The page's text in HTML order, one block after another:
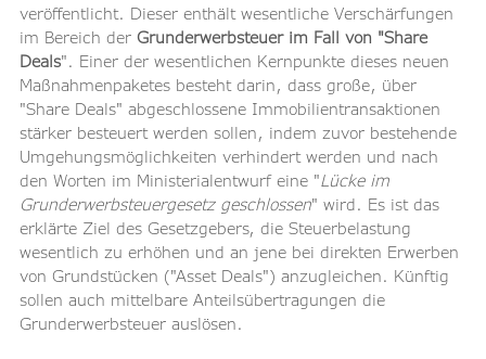
veröffentlicht. Dieser enthält wesentliche Verschärfungen
im Bereich der Grunderwerbsteuer im Fall von "Share
Deals". Einer der wesentlichen Kernpunkte dieses neuen
Maßnahmenpaketes besteht darin, dass große, über
"Share Deals" abgeschlossene Immobilientransaktionen
stärker besteuert werden sollen, indem zuvor bestehende
Umgehungsmöglichkeiten verhindert werden und nach
den Worten im Ministerialentwurf eine "Lücke im
Grunderwerbsteuergesetz geschlossen" wird. Es ist das
erklärte Ziel des Gesetzgebers, die Steuerbelastung
wesentlich zu erhöhen und an jene bei direkten Erwerben
von Grundstücken ("Asset Deals") anzugleichen. Künftig
sollen auch mittelbare Anteilsübertragungen die
Grunderwerbsteuer auslösen.